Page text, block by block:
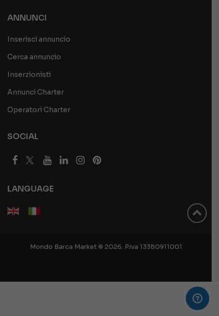
ANNUNCI
Inserisci annuncio
Cerca annuncio
Inserzionisti
Annunci Charter
Operatori Charter
SOCIAL
LANGUAGE
Mondo Barca Market © 2026. P.iva 13380911001